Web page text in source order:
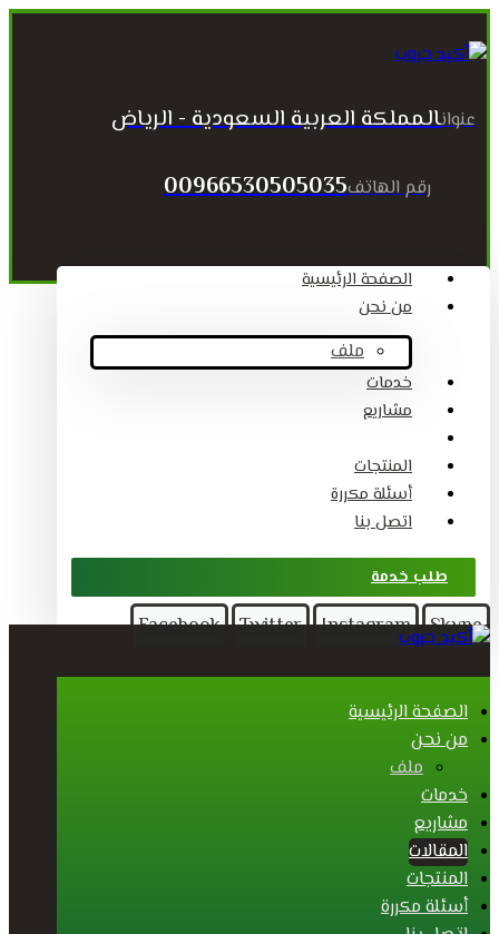
عنوانالمملكة العربية السعودية - الرياض
رقم الهاتف00966530505035
الصفحة الرئيسية
من نحن
ملف
خدمات
مشاريع
المنتجات
أسئلة مكررة
اتصل بنا
طلب خدمة
Facebook Twitter Instagram Skype
الصفحة الرئيسية
من نحن
ملف
خدمات
مشاريع
المقالات
المنتجات
أسئلة مكررة